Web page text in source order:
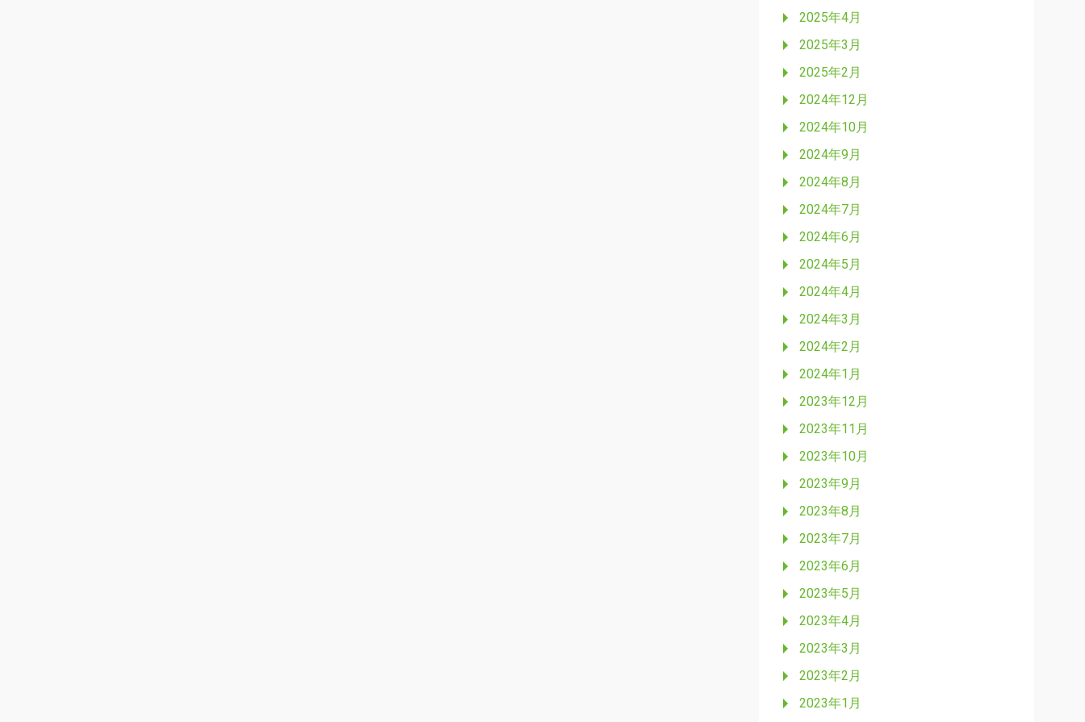
2025年4月
2025年3月
2025年2月
2024年12月
2024年10月
2024年9月
2024年8月
2024年7月
2024年6月
2024年5月
2024年4月
2024年3月
2024年2月
2024年1月
2023年12月
2023年11月
2023年10月
2023年9月
2023年8月
2023年7月
2023年6月
2023年5月
2023年4月
2023年3月
2023年2月
2023年1月